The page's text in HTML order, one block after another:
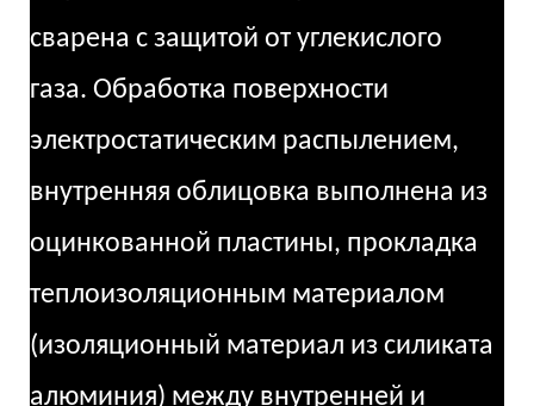
сварена с защитой от углекислого
газа. Обработка поверхности
электростатическим распылением,
внутренняя облицовка выполнена из
оцинкованной пластины, прокладка
теплоизоляционным материалом
(изоляционный материал из силиката
алюминия) между внутренней и